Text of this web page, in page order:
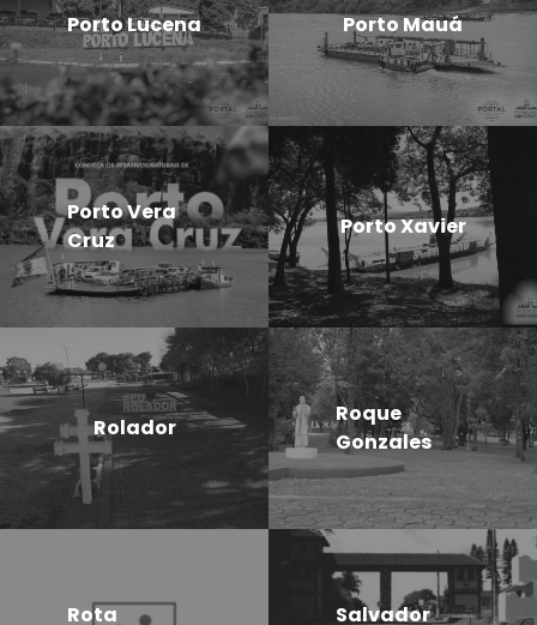
Porto Lucena Porto Mauá
Porto Vera
Cruz
Porto Xavier
Rolador
Roque
Gonzales
Rota Salvador